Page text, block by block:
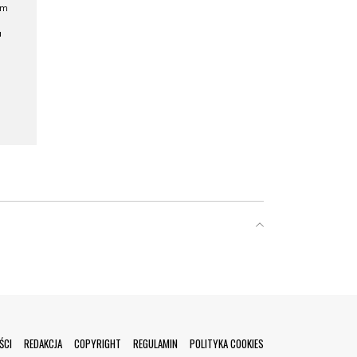
REDAKCJA COPYRIGHT REGULAMIN POLITYKA COOKIES